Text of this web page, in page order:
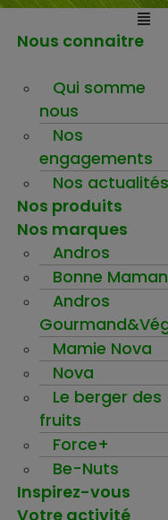
Nous connaitre
Qui somme
nous
Nos
engagements
Nos actualités
Nos produits
Nos marques
Andros
Bonne Maman
Andros
Mamie Nova
Nova
Le berger des
fruits
Force+
Be-Nuts
Inspirez-vous
Votre activité